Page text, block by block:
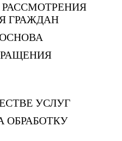
ГРАЖДАН
УСЛУГ
ОБРАБОТКУ